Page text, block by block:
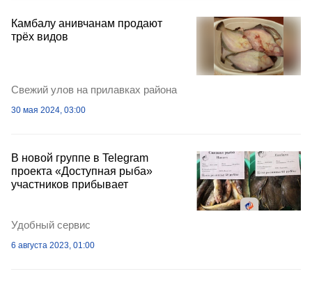
Камбалу анивчанам продают
трёх видов
Свежий улов на прилавках района
30 мая 2024, 03:00
В новой группе в Telegram
проекта «Доступная рыба»
участников прибывает
Удобный сервис
6 августа 2023, 01:00